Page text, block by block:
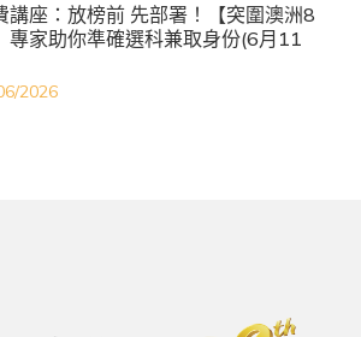
講座：放榜前 先部署！【突圍澳洲8
專家助你準確選科兼取身份(6月11
2026